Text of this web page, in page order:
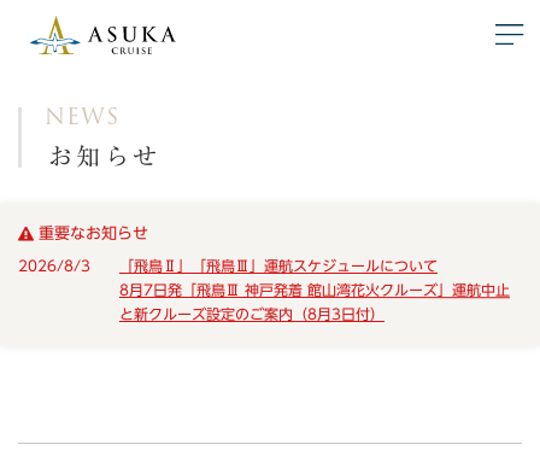
NEWS
お知らせ
重要なお知らせ
2026/8/3 「飛鳥Ⅱ」「飛鳥Ⅲ」運航スケジュールについて
8月7日発「飛鳥Ⅲ 神戸発着 館山湾花火クルーズ」運航中止
と新クルーズ設定のご案内（8月3日付）